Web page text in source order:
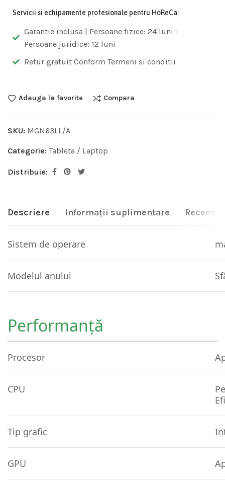
Servicii si echipamente profesionale pentru HoReCa:
Garantie inclusa | Persoane fizice: 24 luni -
Persoane juridice: 12 luni
Retur gratuit Conform Termeni si conditii
Adauga la favorite Compara
SKU: MGN63LL/A
Categorie: Tableta / Laptop
Distribuie:
Descriere Informații suplimentare Recenzii
Sistem de operare
Modelul anului
Performanţă
Procesor
CPU
Tip grafic
GPU